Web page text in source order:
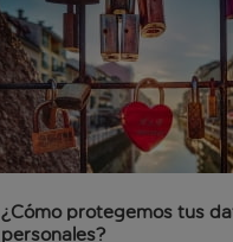
¿Cómo protegemos tus
personales?